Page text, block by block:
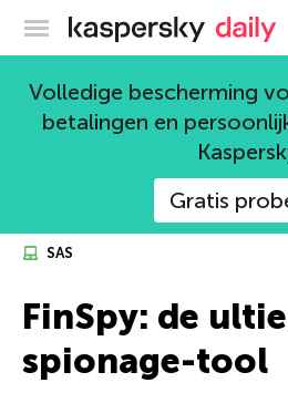
Volledige bescherming
betalingen en
Gratis
SAS
FinSpy: de
spionage-tool